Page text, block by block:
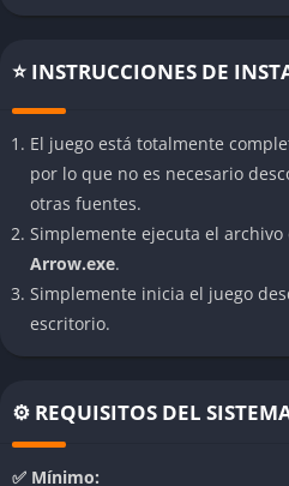
abarcando infantería
pesados, artillería de largo
drones y una amplia gama de
Cada unidad posee
movilidad, protección,
capacidades defensivas activas y
Personalización profunda
detallada de cada unidad. Los
cargas de armamento, agregar
⭐ INSTRUCCIONES DE
El juego está totalmente
por lo que no es necesario
otras fuentes.
Simplemente ejecuta el
Arrow.exe.
Simplemente inicia el juego
escritorio.
⚙️ REQUISITOS DEL
✅ Mínimo: